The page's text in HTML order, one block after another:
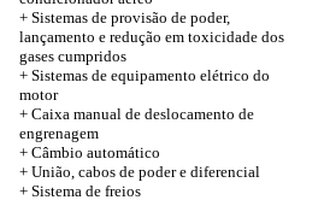
+ Sistemas de provisão de poder,
lançamento e redução em toxicidade dos
gases cumpridos
+ Sistemas de equipamento elétrico do
motor
+ Caixa manual de deslocamento de
engrenagem
+ Câmbio automático
+ União, cabos de poder e diferencial
+ Sistema de freios